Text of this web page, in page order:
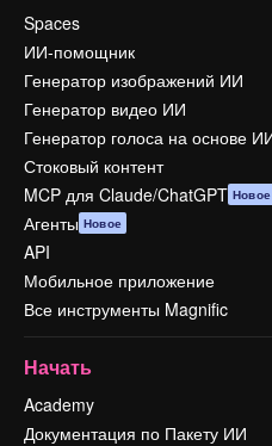
Spaces
ИИ-помощник
Генератор изображений ИИ
Генератор видео ИИ
Генератор голоса на основе
Стоковый контент
MCP для Claude/ChatGPT Новое
Агенты Новое
API
Мобильное приложение
Все инструменты Magnific
Начать
Academy
Документация по Пакету ИИ